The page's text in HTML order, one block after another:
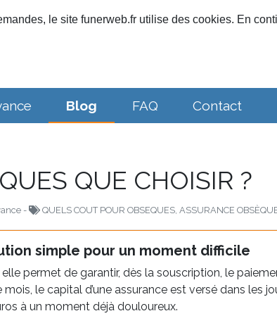
le site funerweb.fr utilise des cookies. En
Blog FAQ Contact
QUE CHOISIR ?
- QUELS COUT POUR OBSEQUES, ASSURANCE
simple pour un moment difficile
elle permet de garantir, dès la souscription, le
le capital d’une assurance est versé dans les
à un moment déjà douloureux.